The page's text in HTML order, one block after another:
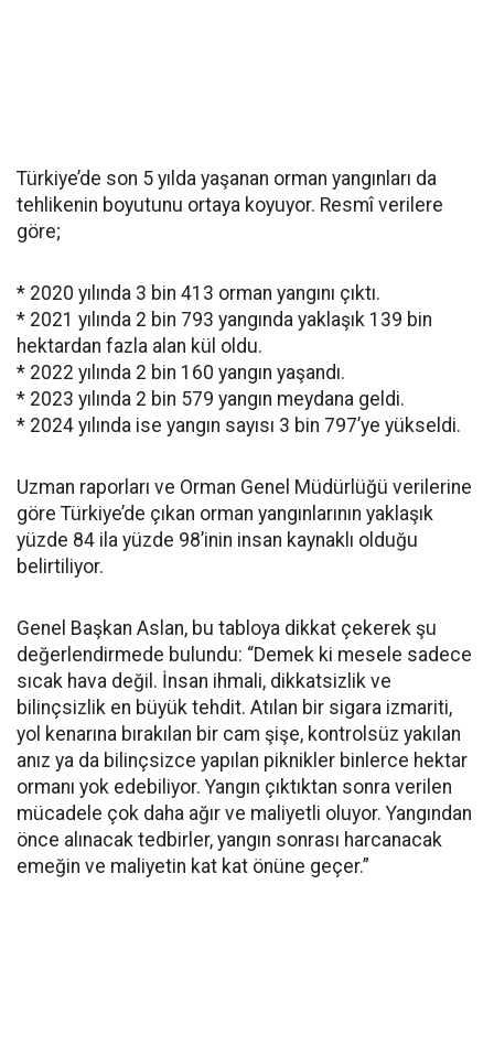
Türkiye’de son 5 yılda yaşanan orman yangınları da
tehlikenin boyutunu ortaya koyuyor. Resmî verilere
göre;
* 2020 yılında 3 bin 413 orman yangını çıktı.
* 2021 yılında 2 bin 793 yangında yaklaşık 139 bin
hektardan fazla alan kül oldu.
* 2022 yılında 2 bin 160 yangın yaşandı.
* 2023 yılında 2 bin 579 yangın meydana geldi.
* 2024 yılında ise yangın sayısı 3 bin 797’ye yükseldi.
Uzman raporları ve Orman Genel Müdürlüğü verilerine
göre Türkiye’de çıkan orman yangınlarının yaklaşık
yüzde 84 ila yüzde 98’inin insan kaynaklı olduğu
belirtiliyor.
Genel Başkan Aslan, bu tabloya dikkat çekerek şu
değerlendirmede bulundu: “Demek ki mesele sadece
sıcak hava değil. İnsan ihmali, dikkatsizlik ve
bilinçsizlik en büyük tehdit. Atılan bir sigara izmariti,
yol kenarına bırakılan bir cam şişe, kontrolsüz yakılan
anız ya da bilinçsizce yapılan piknikler binlerce hektar
ormanı yok edebiliyor. Yangın çıktıktan sonra verilen
mücadele çok daha ağır ve maliyetli oluyor. Yangından
önce alınacak tedbirler, yangın sonrası harcanacak
emeğin ve maliyetin kat kat önüne geçer.”